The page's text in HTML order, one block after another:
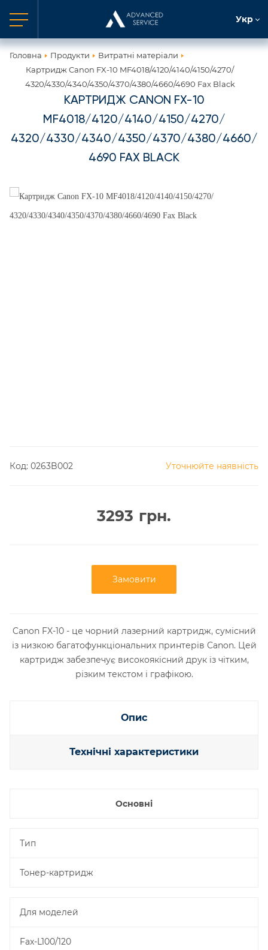
Укр
Головна Продукти
Витратні матеріали
Картридж Canon FX-10 MF4018/4120/4140/4150/4270/
4320/4330/4340/4350/4370/4380/4660/4690 Fax Black
КАРТРИДЖ CANON FX-10
MF4018/4120/4140/4150/4270/
4320/4330/4340/4350/4370/4380/4660/
4690 FAX BLACK
Код: 0263B002 Уточнюйте наявність
3293 грн.
Замовити
Canon FX-10 - це чорний лазерний картридж, сумісний
із низкою багатофункціональних принтерів Canon. Цей
картридж забезпечує високоякісний друк із чітким,
різким текстом і графікою.
Опис
Технічні характеристики
Основні
Тип
Тонер-картридж
Для моделей
Fax-L100/120